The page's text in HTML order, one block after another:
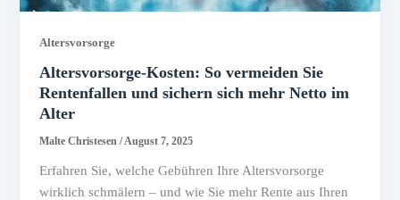
Altersvorsorge
Altersvorsorge-Kosten: So vermeiden Sie
Rentenfallen und sichern sich mehr Netto im
Alter
Malte Christesen/August 7, 2025
Erfahren Sie, welche Gebühren Ihre Altersvorsorge
wirklich schmälern – und wie Sie mehr Rente aus Ihren